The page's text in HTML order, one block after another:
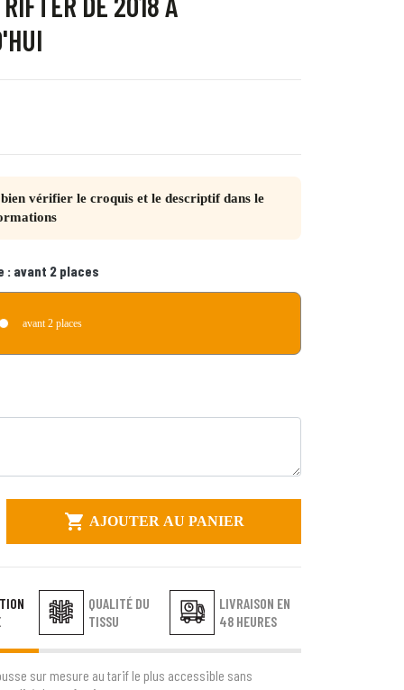
vérifier le croquis et le descriptif dans le
: avant 2 places
avant 2 places
 AJOUTER AU PANIER
QUALITÉ DU
TISSU
LIVRAISON EN
48 HEURES
sur mesure au tarif le plus accessible sans